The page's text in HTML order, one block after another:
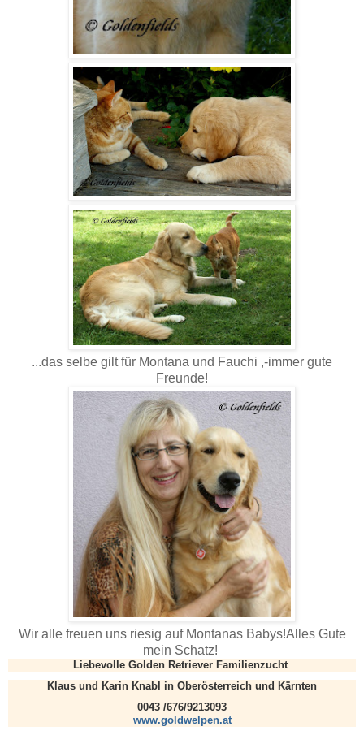
...das selbe gilt für Montana und Fauchi ,-immer gute
Freunde!
Wir alle freuen uns riesig auf Montanas Babys!Alles Gute
mein Schatz!
Liebevolle Golden Retriever Familienzucht
Klaus und Karin Knabl in Oberösterreich und Kärnten
0043 /676/9213093
www.goldwelpen.at